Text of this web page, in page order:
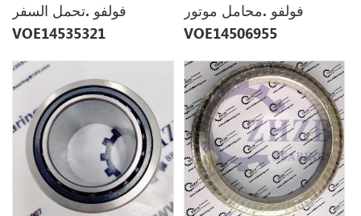
فولفو .تحمل السفر
VOE14535321
فولفو .محامل موتور
VOE14506955